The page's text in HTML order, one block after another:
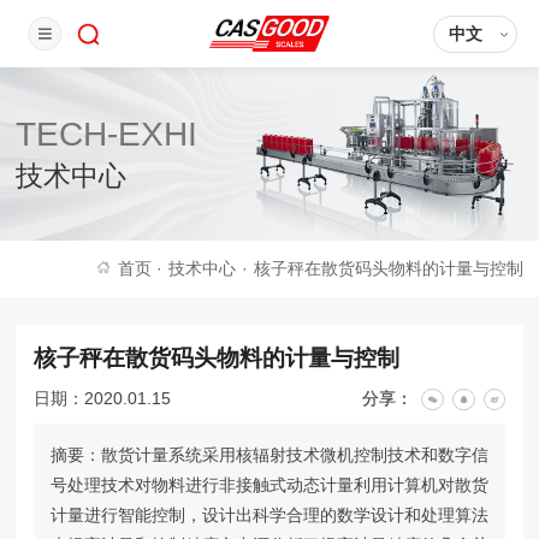
中文
TECH-EXHI
技术中心
首页 · 技术中心 · 核子秤在散货码头物料的计量与控制
核子秤在散货码头物料的计量与控制
日期：2020.01.15 分享：
摘要：散货计量系统采用核辐射技术微机控制技术和数字信
号处理技术对物料进行非接触式动态计量利用计算机对散货
计量进行智能控制，设计出科学合理的数学设计和处理算法